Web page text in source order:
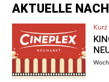
AKTUELLE